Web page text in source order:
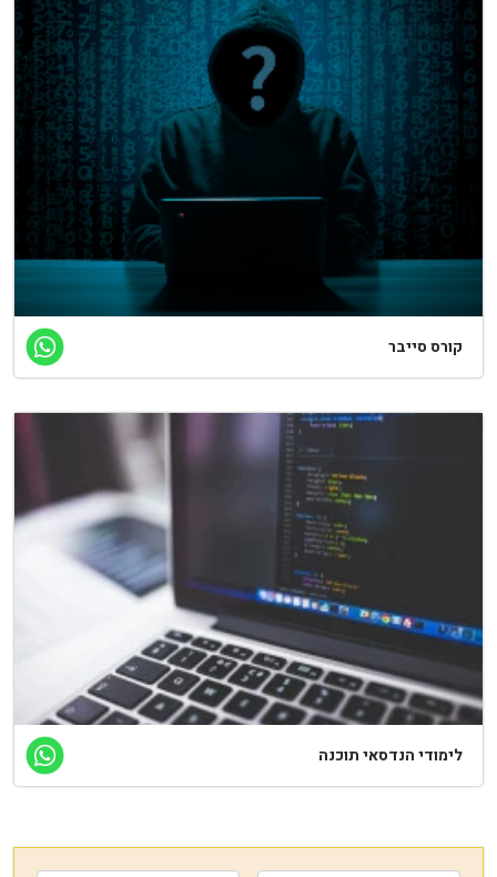
קורס סייבר
לימודי הנדסאי תוכנה